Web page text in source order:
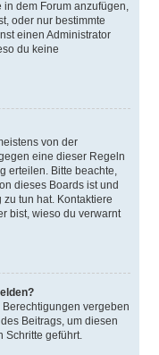
dem Forum anzufügen,
oder nur bestimmte
einen Administrator
du keine
von der
eine dieser Regeln
erteilen. Bitte beachte,
dieses Boards ist und
tun hat. Kontaktiere
bist, wieso du verwarnt
vergeben
Beitrags, um diesen
Schritte geführt.